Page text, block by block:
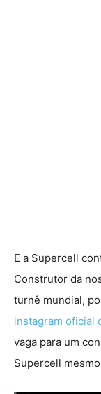
E a Supercell
Construtor da
turnê mundial,
instagram oficial
vaga para um
Supercell